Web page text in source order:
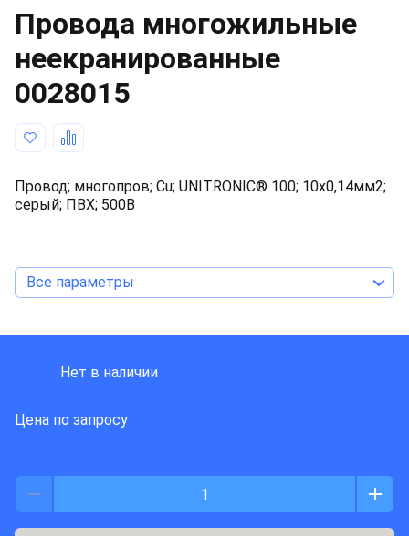
Провода многожильные
неекранированные
0028015
Провод; многопров; Cu; UNITRONIC® 100; 10x0,14мм2;
серый; ПВХ; 500В
Все параметры
Нет в наличии
Цена по запросу